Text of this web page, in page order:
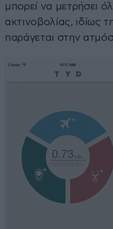
μπορεί να μετρήσει
ακτινοβολίας, ιδίως
παράγεται στην